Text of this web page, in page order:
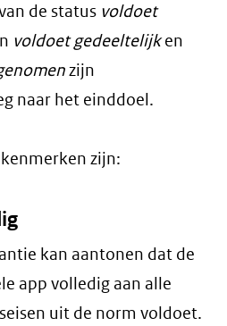
de status voldoet
voldoet gedeeltelijken
zijn
naar het einddoel.
zijn:
kan aantonen dat de
app volledig aan alle
uit de norm voldoet.